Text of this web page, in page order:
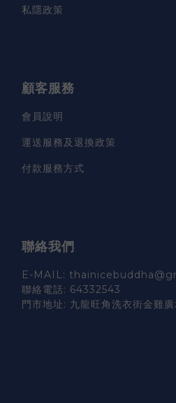
私隱政策
顧客服務
會員說明
運送服務及退換政策
付款服務方式
聯絡我們
E-MAIL:
聯絡電話: 64332543
門市地址: 九龍旺角洗衣街金雞